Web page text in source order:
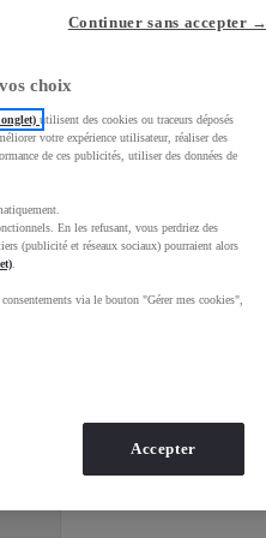
choix
utilisent des cookies ou traceurs déposés
votre expérience utilisateur, réaliser des
de ces publicités, utiliser des données de
En les refusant, vous perdriez des
(publicité et réseaux sociaux) pourraient alors
via le bouton "Gérer mes cookies",
Continuer sans accepter →
Accepter